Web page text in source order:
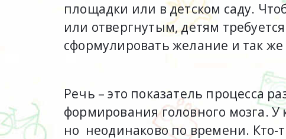
площадки или в детском саду.
или отвергнутым, детям
сформулировать желание и так
Речь – это показатель процесса
формирования головного мозга.
но неодинаково по времени. Кто-